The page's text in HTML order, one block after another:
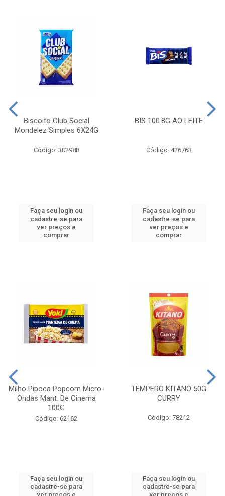
Biscoito Club Social
Mondelez Simples 6X24G
Código: 302988
Faça seu login ou
cadastre-se para
ver preços e
comprar
BIS 100.8G AO LEITE
Código: 426763
Faça seu login ou
cadastre-se para
ver preços e
comprar
Milho Pipoca Popcorn Micro-
Ondas Mant. De Cinema
100G
Código: 62162
Faça seu login ou
cadastre-se para
TEMPERO KITANO 50G
CURRY
Código: 78212
Faça seu login ou
cadastre-se para